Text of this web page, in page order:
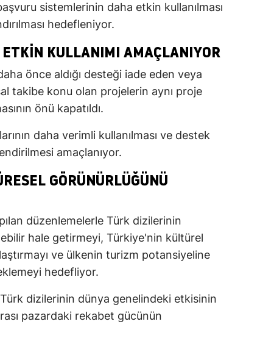
sistemlerinin daha etkin kullanılması
hedefleniyor.
KULLANIMI AMAÇLANIYOR
önce aldığı desteği iade eden veya
takibe konu olan projelerin aynı proje
önü kapatıldı.
daha verimli kullanılması ve destek
amaçlanıyor.
GÖRÜNÜRLÜĞÜNÜ
düzenlemelerle Türk dizilerinin
hale getirmeyi, Türkiye'nin kültürel
ve ülkenin turizm potansiyeline
hedefliyor.
dizilerinin dünya genelindeki etkisinin
pazardaki rekabet gücünün